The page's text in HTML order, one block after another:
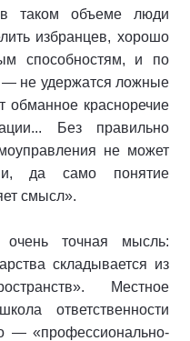
в таком объеме люди
избранцев, хорошо
способностям, и по
не удержатся ложные
обманное красноречие
Без правильно
не может
да само понятие
смысл».
точная мысль:
складывается из
Местное
ответственности
— «профессионально-